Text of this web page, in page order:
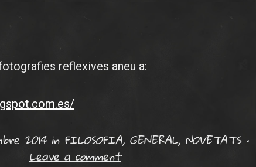
reflexives aneu a:
2014 inFILOSOFIA,GENERAL,NOVETATS •
Leave a comment